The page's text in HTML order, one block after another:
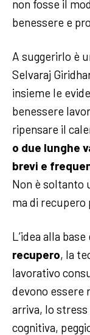
non fosse il
benessere e
A suggerirlo è
Selvaraj
insieme le
benessere
ripensare il
o due lunghe
brevi e
Non è soltanto
ma di recupero
L’idea alla base
recupero, la
lavorativo
devono essere
arriva, lo
cognitiva,